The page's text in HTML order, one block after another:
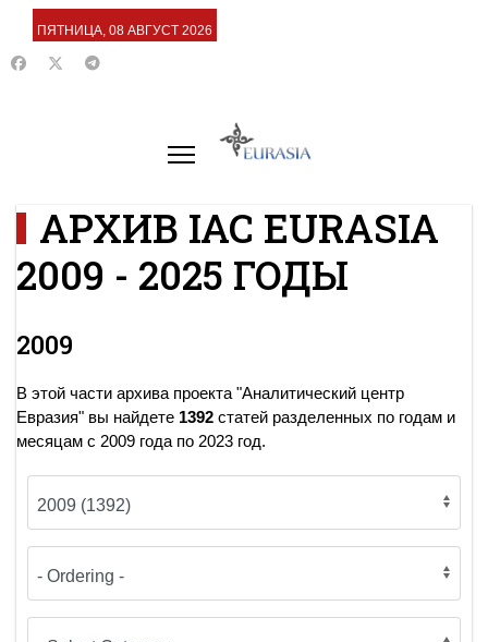
ПЯТНИЦА, 08 АВГУСТ 2026
АРХИВ IAC EURASIA
2009 - 2025 ГОДЫ
2009
В этой части архива проекта "Аналитический центр
Евразия" вы найдете 1392 статей разделенных по годам и
месяцам с 2009 года по 2023 год.